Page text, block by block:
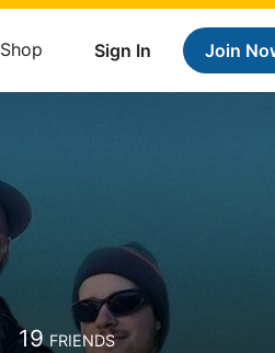
Sign In Join
Shop
19 FRIENDS